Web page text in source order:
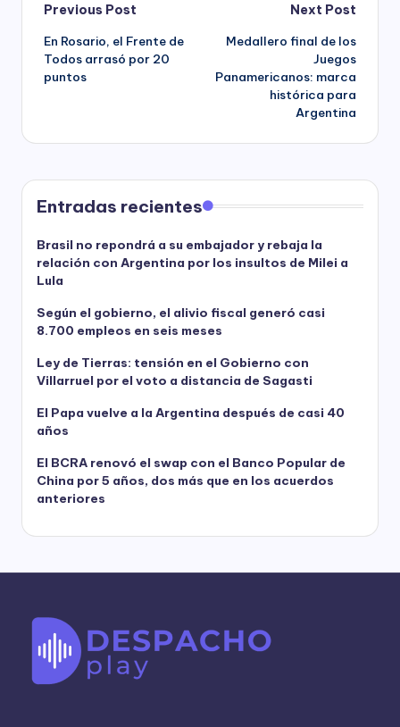
Post
navigation
Previous Post
En Rosario, el Frente de
Todos arrasó por 20
puntos
Next Post
Medallero final de los
Juegos
Panamericanos: marca
histórica para
Argentina
Entradas recientes
Brasil no repondrá a su embajador y rebaja la
relación con Argentina por los insultos de Milei a
Lula
Según el gobierno, el alivio fiscal generó casi
8.700 empleos en seis meses
Ley de Tierras: tensión en el Gobierno con
Villarruel por el voto a distancia de Sagasti
El Papa vuelve a la Argentina después de casi 40
años
El BCRA renovó el swap con el Banco Popular de
China por 5 años, dos más que en los acuerdos
anteriores